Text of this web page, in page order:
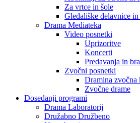
Za vrtce in šole
Gledališke delavnice
Drama Mediateka
Video posnetki
Uprizoritve
Koncerti
Predavanja in
Zvočni posnetki
Dramina zvočna
Zvočne drame
Dosedanji programi
Drama Laboratorij
Družabno Družbeno